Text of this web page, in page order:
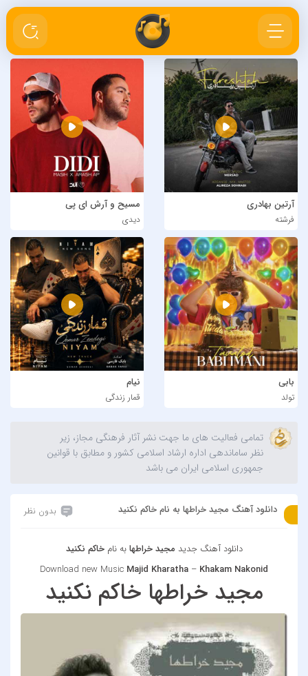
آرتین بهادری
فرشته
مسیح و آرش ای پی
دیدی
بابی
تولد
نیام
قمار زندگی
تمامی فعالیت های ما جهت نشر آثار فرهنگی مجاز، زیر
نظر ساماندهی اداره ارشاد اسلامی کشور و مطابق با قوانین
جمهوری اسلامی ایران می باشد
دانلود آهنگ مجید خراطها به نام خاکم نکنید بدون نظر
دانلود آهنگ جدید مجید خراطهابه نامخاکم نکنید
Download new Music Majid Kharatha – Khakam Nakonid
مجید خراطها خاکم نکنید